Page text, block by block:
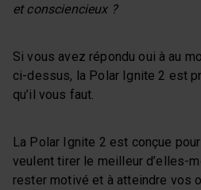
et consciencieux ?
Si vous avez répondu oui à au
ci-dessus, la Polar Ignite 2 est
qu’il vous faut.
La Polar Ignite 2 est conçue
veulent tirer le meilleur d’elles-
rester motivé et à atteindre vos